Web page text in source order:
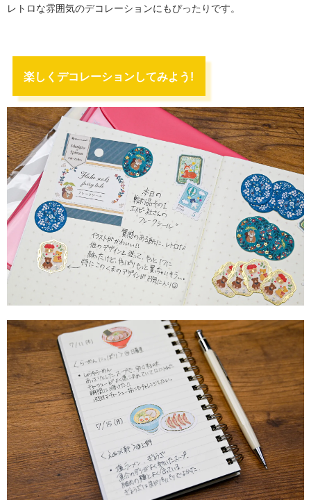
レトロな雰囲気のデコレーションにもぴったりです。
楽しくデコレーションしてみよう!